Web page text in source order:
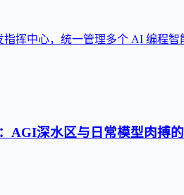
挥中心，统一管理多个 AI 编程智
AGI深水区与日常模型肉搏